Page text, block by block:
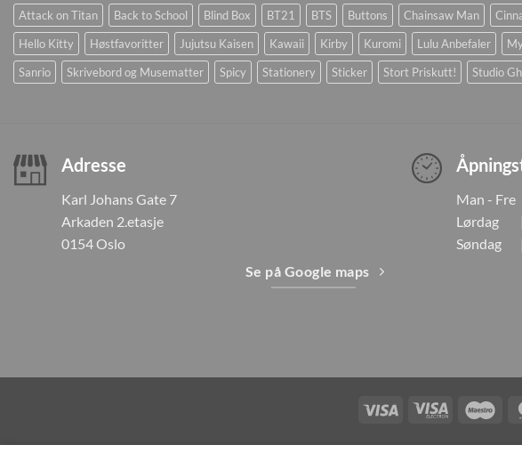
Attack on Titan Back to School Blind Box BT21 BTS Buttons Chainsaw Man
Hello Kitty
Høstfavoritter Jujutsu Kaisen Kawaii Kirby Kuromi Lulu Anbefaler
Sanrio
Skrivebord og Musematter Spicy Stationery Sticker Stort Priskutt! Studio
Adresse
Karl Johans Gate 7
Arkaden 2.etasje
0154 Oslo
Se på Google maps
Man - Fre
Lørdag |
Søndag |
Visa
Visa